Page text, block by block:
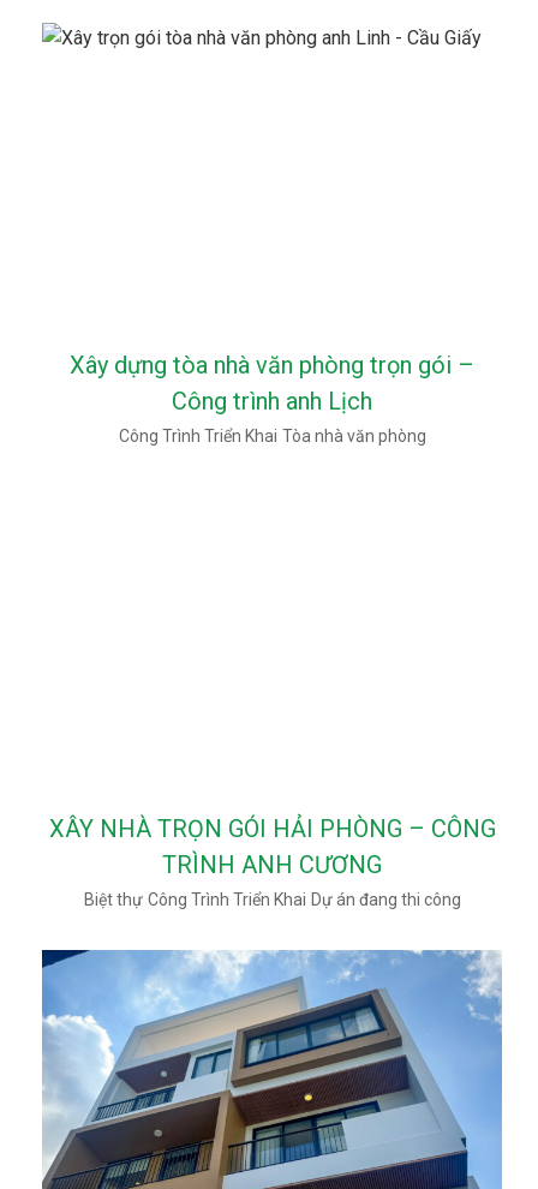
Xây dựng tòa nhà văn phòng trọn gói –
Công trình anh Lịch
Công Trình Triển Khai Tòa nhà văn phòng
XÂY NHÀ TRỌN GÓI HẢI PHÒNG – CÔNG
TRÌNH ANH CƯƠNG
Biệt thự Công Trình Triển Khai Dự án đang thi công